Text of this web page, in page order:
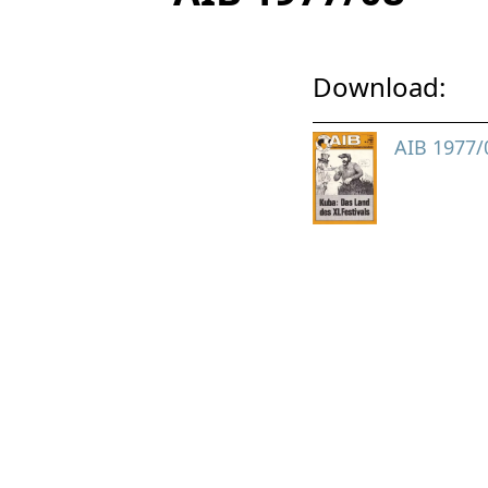
Download:
AIB 1977/